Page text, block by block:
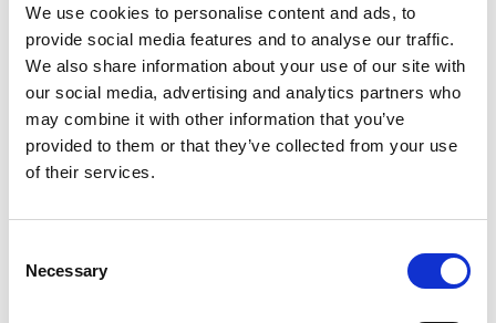
We use cookies to personalise content and ads, to
provide social media features and to analyse our traffic.
We also share information about your use of our site with
our social media, advertising and analytics partners who
may combine it with other information that you’ve
provided to them or that they’ve collected from your use
of their services.
Selection
Necessary
Gerelateerde producten
Maelson
Maelson Hondenstretcher,
Soft Bed 71
Op voorraad